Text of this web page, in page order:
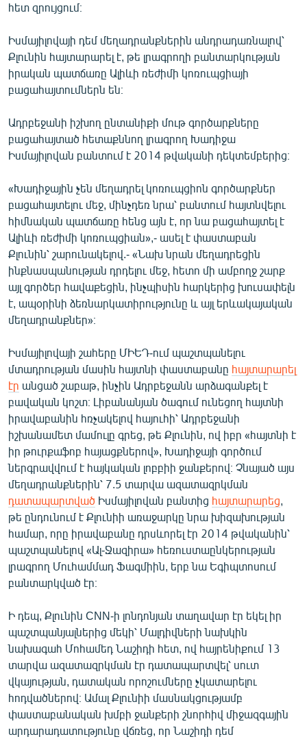
English
Русский
«Ազատության» բոլոր կայքերը
հետ զրույցում։
Իսմայիլովայի դեմ մեղադրանքներին անդրադառնալով՝
Քլունին հայտարարել է, թե լրագրողի բանտարկության
իրական պատճառը Ալիևի ռեժիմի կոռուպցիայի
բացահայտումներն են։
Ադրբեջանի իշխող ընտանիքի մութ գործարքները
բացահայտած հետաքննող լրագրող Խադիջա
Իսմայիլովան բանտում է 2014 թվականի դեկտեմբերից։
«Խադիջային չեն մեղադրել կոռուպցիոն գործարքներ
բացահայտելու մեջ, մինչդեռ նրա՝ բանտում հայտնվելու
հիմնական պատճառը հենց այն է, որ նա բացահայտել է
Ալիևի ռեժիմի կոռուպցիան»,- ասել է փաստաբան
Քլունին՝ շարունակելով.- «Նախ նրան մեղադրեցին
ինքնասպանության դրդելու մեջ, հետո մի ամբողջ շարք
այլ գործեր հավաքեցին, ինչպիսին հարկերից խուսափելն
է, ապօրինի ձեռնարկատիրությունը և այլ երևակայական
մեղադրանքներ»։
Իսմայիլովայի շահերը ՄԻԵԴ-ում պաշտպանելու
մտադրության մասին հայտնի փաստաբանը հայտարարել
էր անցած շաբաթ, ինչին Ադրբեջանն արձագանքել է
բավական կոշտ։ Լիբանանյան ծագում ունեցող հայտնի
իրավաբանին հռչակելով հայուհի՝ Ադրբեջանի
իշխանամետ մամուլը գրեց, թե Քլունին, ով իբր «հայտնի է
իր թուրքաֆոբ հայացքներով», Խադիջայի գործում
ներգրավվում է հայկական լոբբիի ջանքերով։ Չնայած այս
մեղադրանքներին՝ 7.5 տարվա ազատազրկման
դատապարտված Իսմայիլովան բանտից հայտարարեց
թե ընդունում է Քլունիի առաջարկը նրա խիզախության
համար, որը իրավաբանը դրսևորել էր 2014 թվականին՝
պաշտպանելով «Ալ-Ջազիրա» հեռուստաընկերության
լրագրող Մուհամմադ Ֆագմիին, երբ նա Եգիպտոսում
բանտարկված էր։
Ի դեպ, Քլունին CNN-ի լոնդոնյան տաղավար էր եկել իր
պաշտպանյալներից մեկի՝ Մալդիվների նախկին
նախագահ Մոհամեդ Նաշիդի հետ, ով հայրենիքում 13
տարվա ազատազրկման էր դատապարտվել՝ սուտ
վկայության, դատական որոշումները չկատարելու
հոդվածներով։ Ամալ Քլունիի մասնակցությամբ
փաստաբանական խմբի ջանքերի շնորհիվ միջազգային
արդարադատությունը վճռեց, որ Նաշիդի դեմ